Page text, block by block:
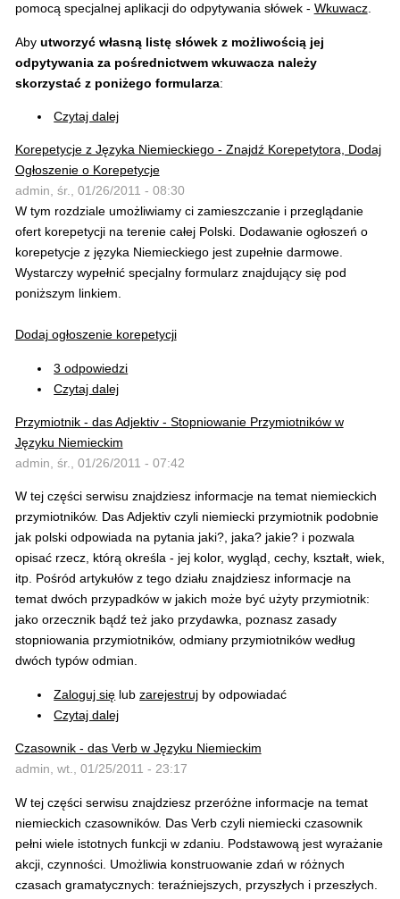
pomocą specjalnej aplikacji do odpytywania słówek - Wkuwacz.
Aby utworzyć własną listę słówek z możliwością jej
odpytywania za pośrednictwem wkuwacza należy
skorzystać z poniżego formularza:
Czytaj dalej
Korepetycje z Języka Niemieckiego - Znajdź Korepetytora, Dodaj
Ogłoszenie o Korepetycje
admin, śr., 01/26/2011 - 08:30
W tym rozdziale umożliwiamy ci zamieszczanie i przeglądanie
ofert korepetycji na terenie całej Polski. Dodawanie ogłoszeń o
korepetycje z języka Niemieckiego jest zupełnie darmowe.
Wystarczy wypełnić specjalny formularz znajdujący się pod
poniższym linkiem.
Dodaj ogłoszenie korepetycji
3 odpowiedzi
Czytaj dalej
Przymiotnik - das Adjektiv - Stopniowanie Przymiotników w
Języku Niemieckim
admin, śr., 01/26/2011 - 07:42
W tej części serwisu znajdziesz informacje na temat niemieckich
przymiotników. Das Adjektiv czyli niemiecki przymiotnik podobnie
jak polski odpowiada na pytania jaki?, jaka? jakie? i pozwala
opisać rzecz, którą określa - jej kolor, wygląd, cechy, kształt, wiek,
itp. Pośród artykułów z tego działu znajdziesz informacje na
temat dwóch przypadków w jakich może być użyty przymiotnik:
jako orzecznik bądź też jako przydawka, poznasz zasady
stopniowania przymiotników, odmiany przymiotników według
dwóch typów odmian.
Zaloguj się lubzarejestruj by odpowiadać
Czytaj dalej
Czasownik - das Verb w Języku Niemieckim
admin, wt., 01/25/2011 - 23:17
W tej części serwisu znajdziesz przeróżne informacje na temat
niemieckich czasowników. Das Verb czyli niemiecki czasownik
pełni wiele istotnych funkcji w zdaniu. Podstawową jest wyrażanie
akcji, czynności. Umożliwia konstruowanie zdań w różnych
czasach gramatycznych: teraźniejszych, przyszłych i przeszłych.